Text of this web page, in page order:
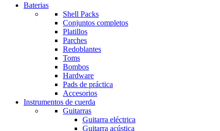
Baterias
Shell Packs
Conjuntos completos
Platillos
Parches
Redoblantes
Toms
Bombos
Hardware
Pads de práctica
Accesorios
Instrumentos de cuerda
Guitarras
Guitarra eléctrica
Guitarra acústica